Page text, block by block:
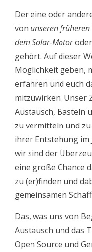
Der eine oder
von unseren früheren
dem Solar-Motoroder
gehört. Auf dieser
Möglichkeit geben,
erfahren und euch
mitzuwirken. Unser
Austausch, Basteln
zu vermitteln und
ihrer Entstehung im
wir sind der
eine große Chance
zu (er)finden und
gemeinsamen
Das, was uns von
Austausch und das
Open Source und